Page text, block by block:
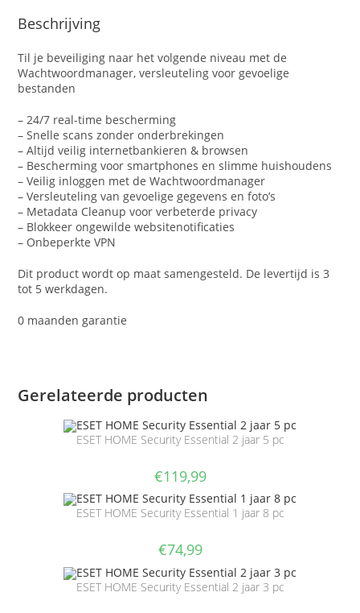
Beschrijving
Til je beveiliging naar het volgende niveau met de
Wachtwoordmanager, versleuteling voor gevoelige
bestanden
– 24/7 real-time bescherming
– Snelle scans zonder onderbrekingen
– Altijd veilig internetbankieren & browsen
– Bescherming voor smartphones en slimme huishoudens
– Veilig inloggen met de Wachtwoordmanager
– Versleuteling van gevoelige gegevens en foto’s
– Metadata Cleanup voor verbeterde privacy
– Blokkeer ongewilde websitenotificaties
– Onbeperkte VPN
Dit product wordt op maat samengesteld. De levertijd is 3
tot 5 werkdagen.
0 maanden garantie
Gerelateerde producten
ESET HOME Security Essential 2 jaar 5 pc
€119,99
ESET HOME Security Essential 1 jaar 8 pc
€74,99
ESET HOME Security Essential 2 jaar 3 pc